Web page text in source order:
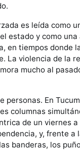
es leída como
estado y como una
en tiempos donde
La violencia de la
mucho al
personas. En
columnas
de un viernes
y, frente a
banderas, los